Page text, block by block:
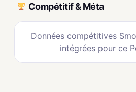
Compétitif & Méta
Données compétitives
intégrées pour ce